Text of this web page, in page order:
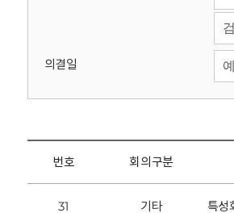
의결일
번호 회의구분
31 기타 특성